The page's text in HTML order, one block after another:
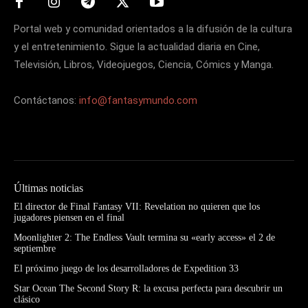
Portal web y comunidad orientados a la difusión de la cultura
y el entretenimiento. Sigue la actualidad diaria en Cine,
Televisión, Libros, Videojuegos, Ciencia, Cómics y Manga.
Contáctanos: info@fantasymundo.com
Últimas noticias
El director de Final Fantasy VII: Revelation no quieren que los
jugadores piensen en el final
Moonlighter 2: The Endless Vault termina su «early access» el 2 de
septiembre
El próximo juego de los desarrolladores de Expedition 33
Star Ocean The Second Story R: la excusa perfecta para descubrir un
clásico